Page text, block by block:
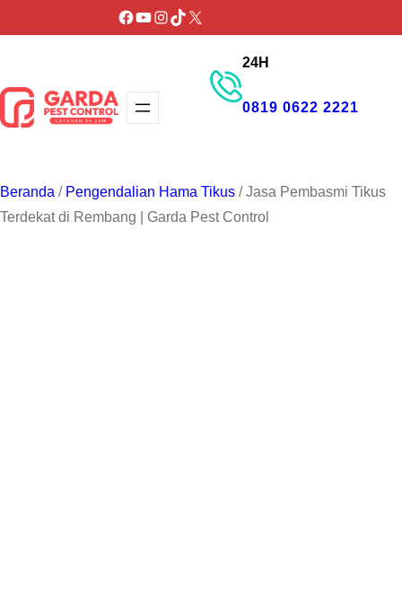
ke
Facebook
YouTube
Instagram
TikTok
X
24H
0819 0622 2221
Beranda / Pengendalian Hama Tikus / Jasa Pembasmi Tikus
Terdekat di Rembang | Garda Pest Control